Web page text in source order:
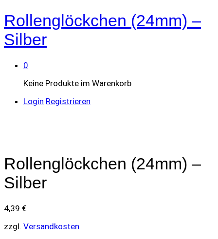
Rollenglöckchen (24mm) –
Silber
0
Keine Produkte im Warenkorb
Login Registrieren
Rollenglöckchen (24mm) –
Silber
4,39 €
zzgl. Versandkosten